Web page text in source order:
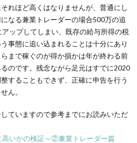
れほど高くはなりませんが、普通にし
なる兼業トレーダーの場合500万の追
ップしてしまい、既存の給与所得の税
事態に追い込まれることは十分にあり
まで稼ぐのが得か損かは年が終わる前
のです。残念ながら足元はすでに2020
することもできず、正確に申告を行う
ん。
ていますので参考までにお読みいただ
高いかの検証～②兼業トレーダー篇